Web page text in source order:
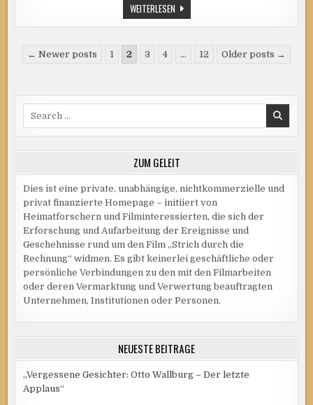
WEITERLESENWER
HAT
NOCH
FILMKALENDER
Seitennummerierung
Beiträge
← Newer posts 1 2 3 4 … 12 Older posts →
ZUM GELEIT
Dies ist eine private, unabhängige, nichtkommerzielle und
privat finanzierte Homepage – initiiert von
Heimatforschern und Filminteressierten, die sich der
Erforschung und Aufarbeitung der Ereignisse und
Geschehnisse rund um den Film „Strich durch die
Rechnung“ widmen. Es gibt keinerlei geschäftliche oder
persönliche Verbindungen zu den mit den Filmarbeiten
oder deren Vermarktung und Verwertung beauftragten
Unternehmen, Institutionen oder Personen.
NEUESTE BEITRÄGE
„Vergessene Gesichter: Otto Wallburg – Der letzte
Applaus“